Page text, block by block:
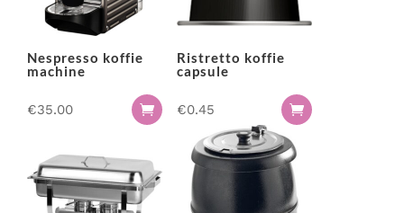
Nespresso koffie
machine
€35.00 
Ristretto koffie
capsule
€0.45 